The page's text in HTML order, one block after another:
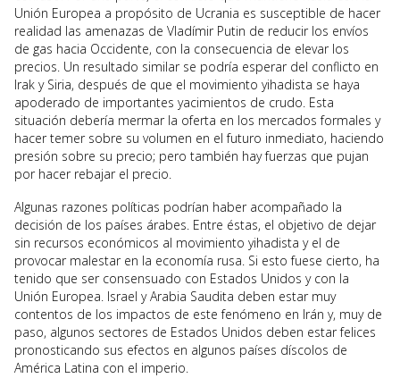
Unión Europea a propósito de Ucrania es susceptible de hacer
realidad las amenazas de Vladímir Putin de reducir los envíos
de gas hacia Occidente, con la consecuencia de elevar los
precios. Un resultado similar se podría esperar del conflicto en
Irak y Siria, después de que el movimiento yihadista se haya
apoderado de importantes yacimientos de crudo. Esta
situación debería mermar la oferta en los mercados formales y
hacer temer sobre su volumen en el futuro inmediato, haciendo
presión sobre su precio; pero también hay fuerzas que pujan
por hacer rebajar el precio.
Algunas razones políticas podrían haber acompañado la
decisión de los países árabes. Entre éstas, el objetivo de dejar
sin recursos económicos al movimiento yihadista y el de
provocar malestar en la economía rusa. Si esto fuese cierto, ha
tenido que ser consensuado con Estados Unidos y con la
Unión Europea. Israel y Arabia Saudita deben estar muy
contentos de los impactos de este fenómeno en Irán y, muy de
paso, algunos sectores de Estados Unidos deben estar felices
pronosticando sus efectos en algunos países díscolos de
América Latina con el imperio.